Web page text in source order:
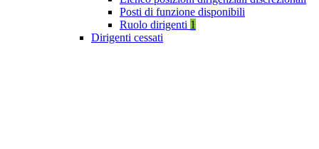
Posti di funzione disponibili
Ruolo dirigenti 1
Dirigenti cessati